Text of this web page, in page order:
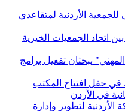
الأردنية لمتقاعدي
اتحاد الجمعيات الخيرية
يبحثان تفعيل برامج
في حفل افتتاح المكتب
في الأردن
لتطوير وإدارة